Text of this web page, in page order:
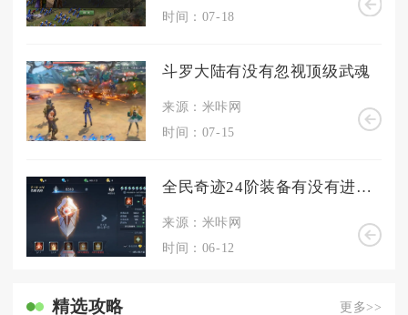
时间：07-18
斗罗大陆有没有忽视顶级武魂
来源：米咔网
时间：07-15
全民奇迹24阶装备有没有进化方法
来源：米咔网
时间：06-12
精选攻略 更多>>